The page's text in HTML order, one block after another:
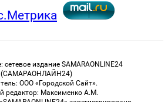
издание SAMARAONLINE24
(САМАРАОНЛАЙН24)
ООО «Городской Сайт».
редактор: Максименко А.М.